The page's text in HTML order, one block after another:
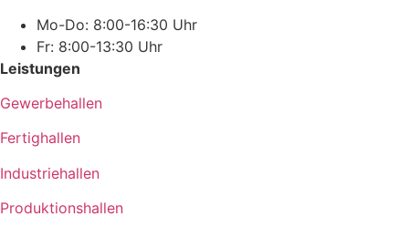
Mo-Do: 8:00-16:30 Uhr
Fr: 8:00-13:30 Uhr
Leistungen
Gewerbehallen
Fertighallen
Industriehallen
Produktionshallen